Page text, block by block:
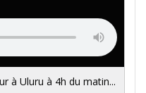
à Uluru à 4h du matin...